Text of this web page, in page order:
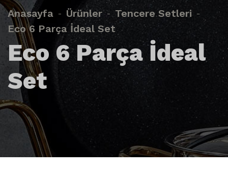
Anasayfa Ürünler
Tencere Setleri
Eco 6 Parça İdeal Set
Eco 6 Parça İdeal
Set